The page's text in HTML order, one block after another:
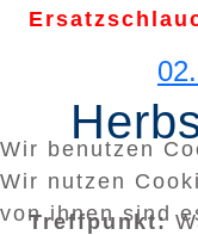
Treffpunkt:
Wir benutzen
Wir nutzen
von ihnen sind